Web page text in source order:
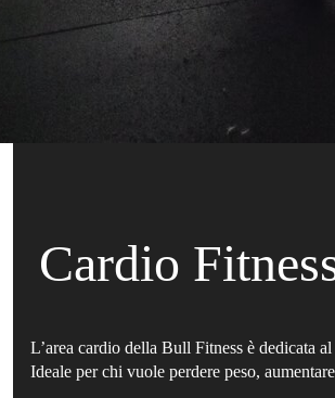
Cardio
L’area cardio della Bull Fitness è dedicata
Ideale per chi vuole perdere peso,